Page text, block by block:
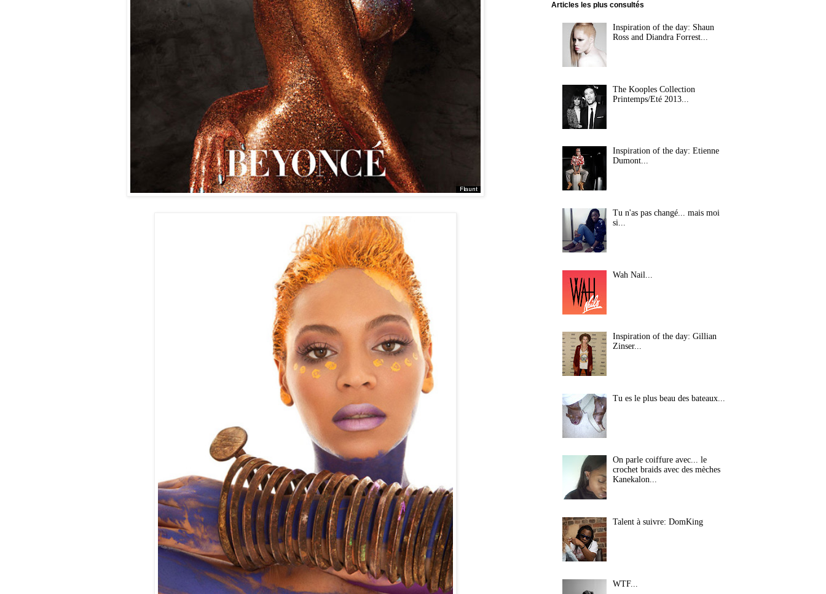
Articles les plus consultés
Inspiration of the day: Shaun
Ross and Diandra Forrest...
The Kooples Collection
Printemps/Eté 2013...
Inspiration of the day: Etienne
Dumont...
Tu n'as pas changé... mais moi
si...
Wah Nail...
Inspiration of the day: Gillian
Zinser...
Tu es le plus beau des bateaux...
On parle coiffure avec... le
crochet braids avec des mèches
Kanekalon...
Talent à suivre: DomKing
WTF...